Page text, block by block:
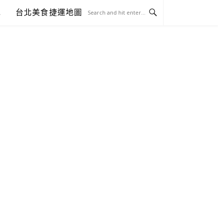
台北美食捷運地圖